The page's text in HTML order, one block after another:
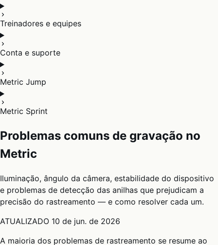
Treinadores e equipes
Conta e suporte
Metric Jump
Metric Sprint
Problemas comuns de gravação no
Metric
Iluminação, ângulo da câmera, estabilidade do dispositivo
e problemas de detecção das anilhas que prejudicam a
precisão do rastreamento — e como resolver cada um.
ATUALIZADO 10 de jun. de 2026
A maioria dos problemas de rastreamento se resume ao